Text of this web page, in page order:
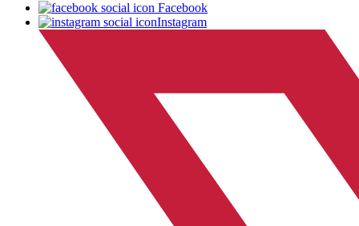
Facebook
Instagram